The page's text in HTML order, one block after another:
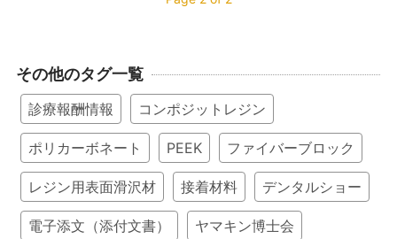
その他のタグ一覧
診療報酬情報 コンポジットレジン
ポリカーボネート PEEK ファイバーブロック
レジン用表面滑沢材 接着材料 デンタルショー
電子添文（添付文書） ヤマキン博士会